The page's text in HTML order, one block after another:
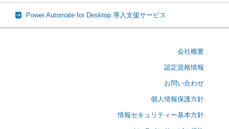
Power Automate for Desktop 導入支援サービス
会社概要
認定資格情報
お問い合わせ
個人情報保護方針
情報セキュリティー基本方針